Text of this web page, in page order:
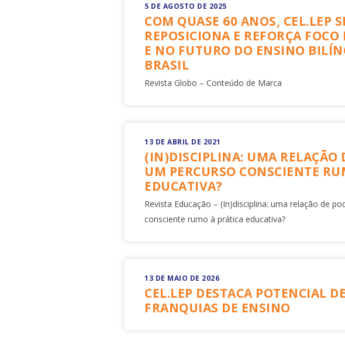
5 DE AGOSTO DE 2025
COM QUASE 60 ANOS, CEL.LEP
REPOSICIONA E REFORÇA
E NO FUTURO DO ENSINO
BRASIL
Revista Globo – Conteúdo de Marca
13 DE ABRIL DE 2021
(IN)DISCIPLINA: UMA RELAÇÃO
UM PERCURSO CONSCIENTE
EDUCATIVA?
Revista Educação – (In)disciplina: uma relação de
consciente rumo à prática educativa?
13 DE MAIO DE 2026
CEL.LEP DESTACA POTENCIAL
FRANQUIAS DE ENSINO